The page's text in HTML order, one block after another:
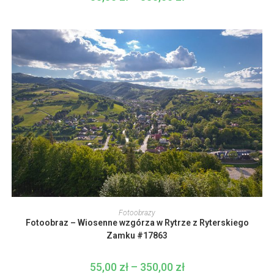
wybrać
produktu
cen:
do
WYBIERZ OPCJE
produkt
ma
wiele
wariantów.
wybrać
na
Fotoobrazy
Fotoobraz – Wiosenne wzgórza w Rytrze z Ryterskiego
Zamku #17863
55,00 zł – 350,00 złZakres